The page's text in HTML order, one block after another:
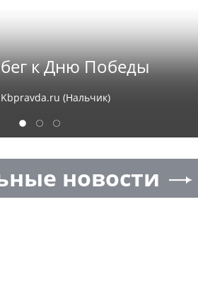
к Дню Победы
Kbpravda.ru (Нальчик)
1 2 3
новости